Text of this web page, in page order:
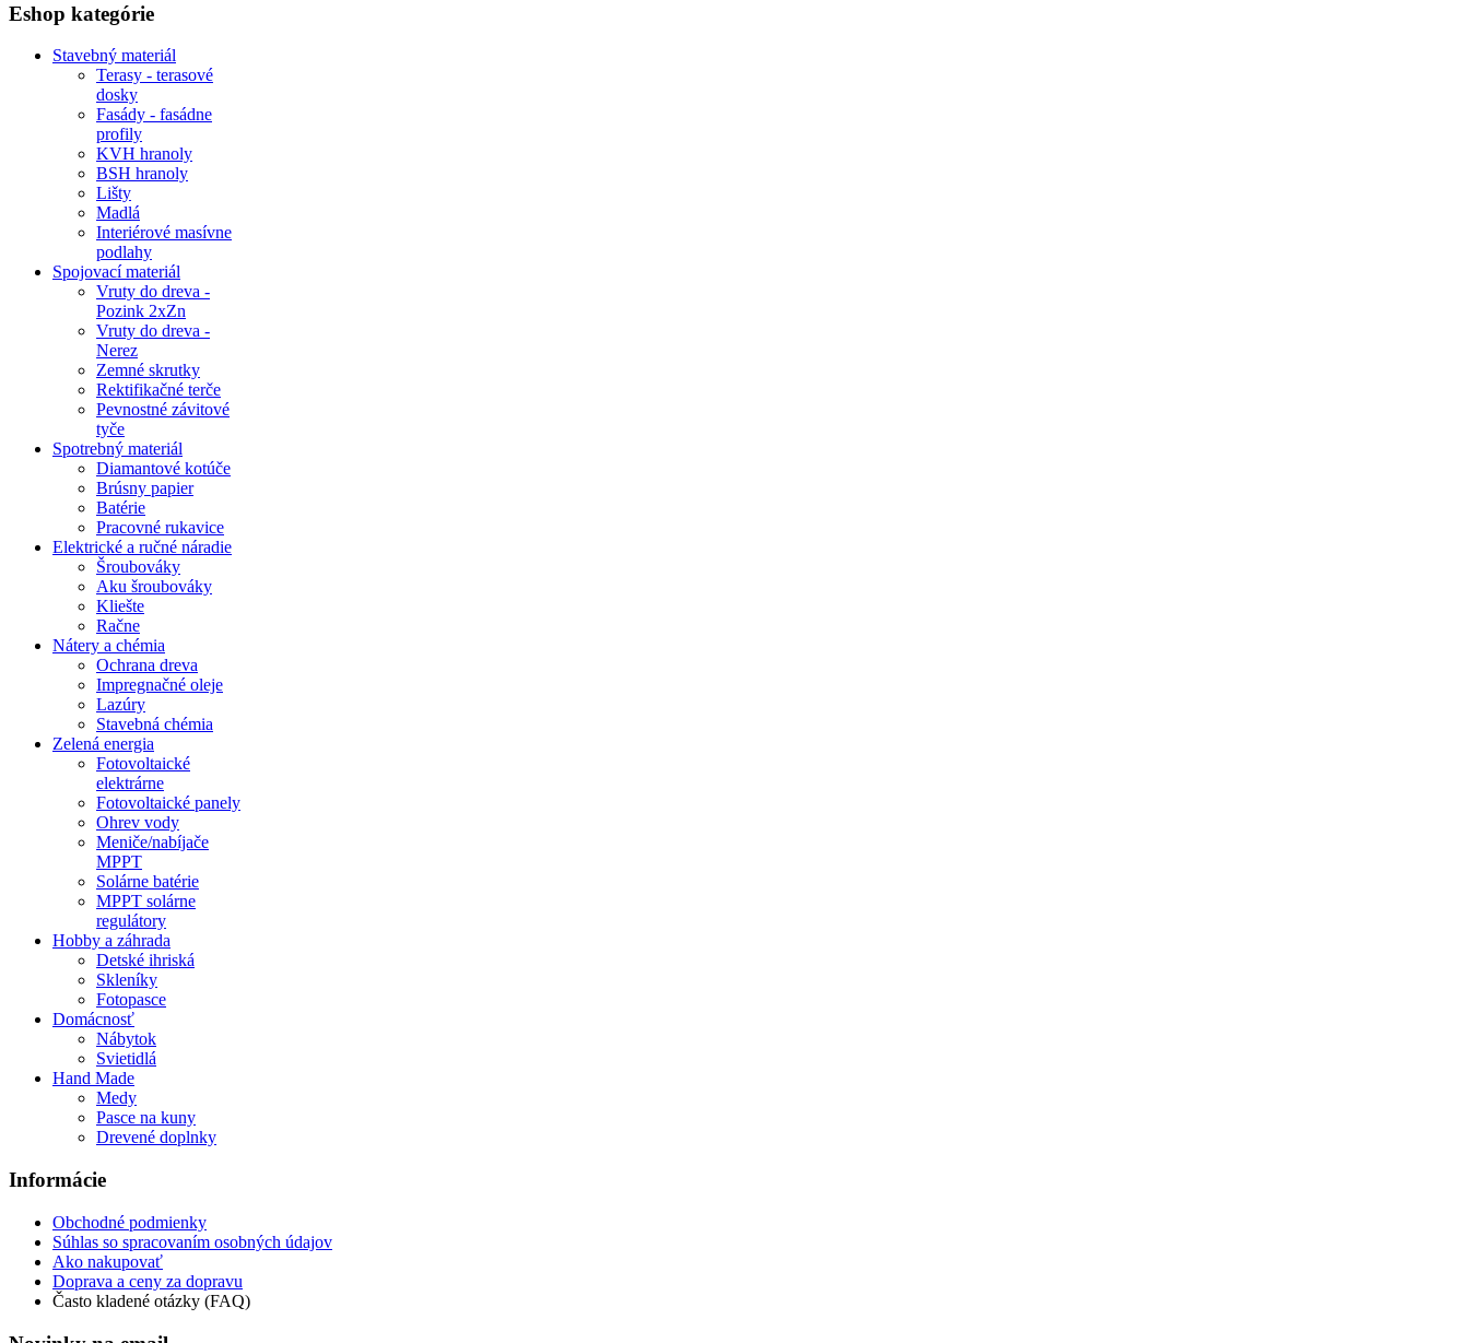
Eshop kategórie
Stavebný materiál
Terasy - terasové
dosky
Fasády - fasádne
profily
KVH hranoly
BSH hranoly
Lišty
Madlá
Interiérové masívne
podlahy
Spojovací materiál
Vruty do dreva -
Pozink 2xZn
Vruty do dreva -
Nerez
Zemné skrutky
Rektifikačné terče
Pevnostné závitové
tyče
Spotrebný materiál
Diamantové kotúče
Brúsny papier
Batérie
Pracovné rukavice
Elektrické a ručné náradie
Šroubováky
Aku šroubováky
Kliešte
Račne
Nátery a chémia
Ochrana dreva
Impregnačné oleje
Lazúry
Stavebná chémia
Zelená energia
Fotovoltaické
elektrárne
Fotovoltaické panely
Ohrev vody
Meniče/nabíjače
MPPT
Solárne batérie
MPPT solárne
regulátory
Hobby a záhrada
Detské ihriská
Skleníky
Fotopasce
Domácnosť
Nábytok
Svietidlá
Hand Made
Medy
Pasce na kuny
Drevené doplnky
Informácie
Obchodné podmienky
Súhlas so spracovaním osobných údajov
Ako nakupovať
Doprava a ceny za dopravu
Často kladené otázky (FAQ)